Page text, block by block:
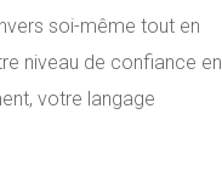
soi-même tout en
niveau de confiance en
votre langage